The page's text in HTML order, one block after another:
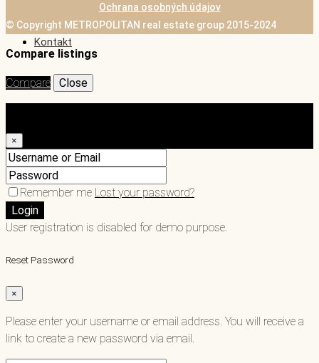
Kontakt
Ochrana osobných údajov
© Copyright METROPOLITAN real estate group 2015-2024
Compare listings
Compare Close
×
Remember me Lost your password?
Login
User registration is disabled for demo purpose.
Reset Password
×
Please enter your username or email address. You will receive a
link to create a new password via email.